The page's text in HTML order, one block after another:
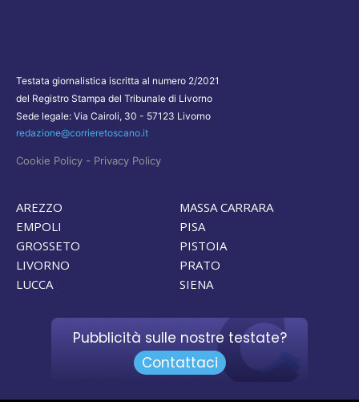
Testata giornalistica iscritta al numero 2/2021
del Registro Stampa del Tribunale di Livorno
Sede legale: Via Cairoli, 30 - 57123 Livorno
redazione@corrieretoscano.it
Cookie Policy - Privacy Policy
AREZZO
EMPOLI
GROSSETO
LIVORNO
LUCCA
MASSA CARRARA
PISA
PISTOIA
PRATO
SIENA
Pubblicità sulle nostre testate?
Contattaci